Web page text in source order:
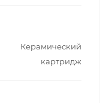
Керамический
картридж